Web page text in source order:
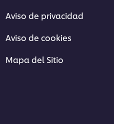
Aviso de privacidad
Aviso de cookies
Mapa del Sitio